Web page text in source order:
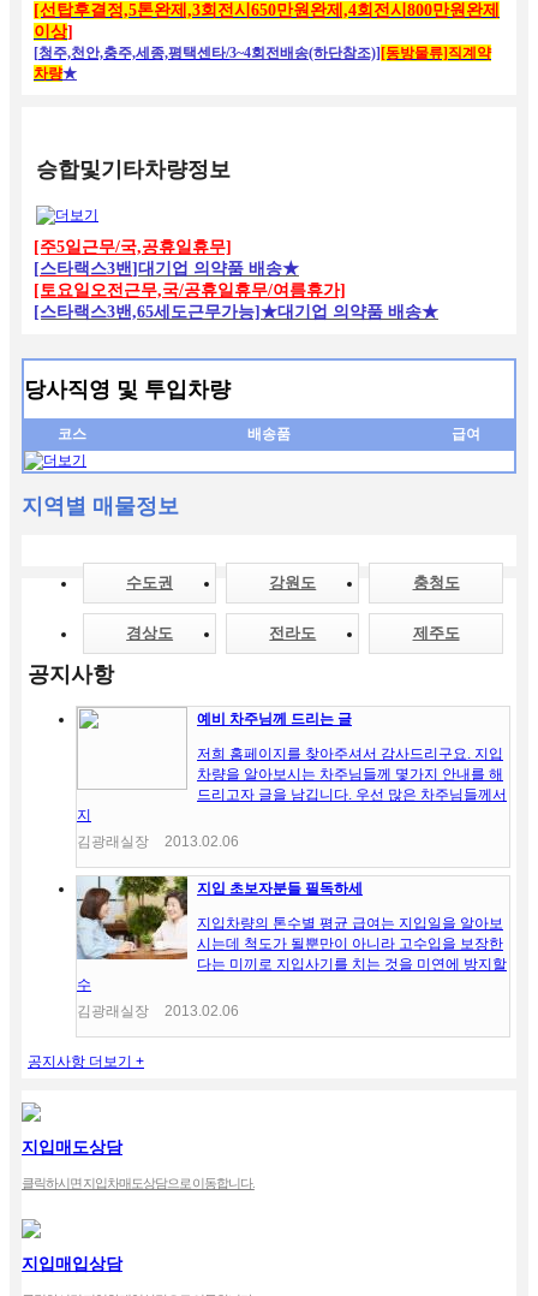
[선탑후결정,5톤완제,3회전시650만원완제,4회전시800만원완제
이상]
[청주,천안,충주,세종,평택센타/3~4회전배송(하단참조)] [동방물류]직계약
차량★
승합및기타차량정보
[주5일근무/국,공휴일휴무]
[스타랙스3밴] 대기업 의약품 배송★
[토요일오전근무,국/공휴일휴무/여름휴가]
[스타랙스3밴,65세도근무가능]★대기업 의약품 배송★
당사직영 및 투입차량
코스 배송품 급여
지역별 매물정보
수도권 강원도 충청도
경상도 전라도 제주도
공지사항
예비 차주님께 드리는 글
저희 홈페이지를 찾아주셔서 감사드리구요. 지입
차량을 알아보시는 차주님들께 몇가지 안내를 해
드리고자 글을 남깁니다. 우선 많은 차주님들께서
지
김광래실장
2013.02.06
지입 초보자분들 필독하세
지입차량의 톤수별 평균 급여는 지입일을 알아보
시는데 척도가 될뿐만이 아니라 고수입을 보장한
다는 미끼로 지입사기를 치는 것을 미연에 방지할
수
김광래실장
2013.02.06
공지사항 더보기 +
지입매도상담
클릭하시면 지입차매도상담으로 이동합니다.
지입매입상담